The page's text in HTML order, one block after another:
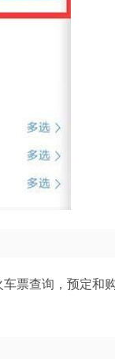
票查询，预定和